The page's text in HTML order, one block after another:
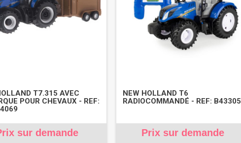
T7.315 AVEC
POUR CHEVAUX - REF:
sur demande
NEW HOLLAND T6
RADIOCOMMANDÉ - REF: B43305
Prix sur demande